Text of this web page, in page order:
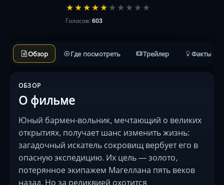
★★★★★ ★ ★ ★ ★ ★
Голосов:603
Обзор Где посмотреть Трейлер Факты
ОБЗОР
О фильме
Юный бармен-вольник, мечтающий о великих
открытиях, получает шанс изменить жизнь:
загадочный искатель сокровищ вербует его в
опасную экспедицию. Их цель — золото,
потерянное экипажем Магеллана пять веков
назад. Но за реликвией охотится